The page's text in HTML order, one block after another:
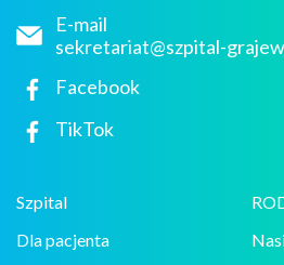
E-mail
sekretariat@szpital-
Facebook
TikTok
Szpital
Dla pacjenta